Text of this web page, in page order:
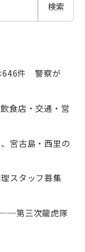
検索
646件 警察が
食店・交通・営
宮古島・西里の
スタッフ募集
──第三次龍虎隊